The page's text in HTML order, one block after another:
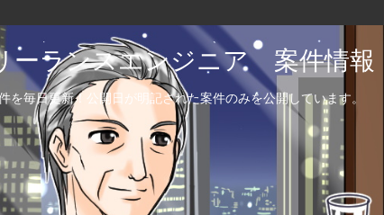
ーランスエンジニア 案件情報
を毎日更新！公開日が明記された案件のみを公開しています。